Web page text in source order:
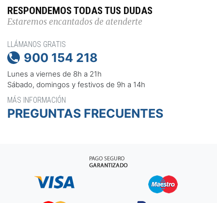
RESPONDEMOS TODAS TUS DUDAS
Estaremos encantados de atenderte
LLÁMANOS GRATIS
 900 154 218
Lunes a viernes de 8h a 21h
Sábado, domingos y festivos de 9h a 14h
MÁS INFORMACIÓN
PREGUNTAS FRECUENTES